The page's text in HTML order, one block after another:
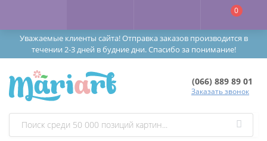
Уважаемые клиенты сайта! Отправка заказов производится в
течении 2-3 дней в будние дни. Спасибо за понимание!
0
(066) 889 89 01
Заказать звонок